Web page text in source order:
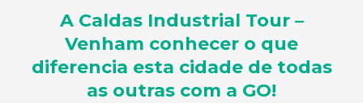
A Caldas Industrial Tour –
Venham conhecer o que
diferencia esta cidade de todas
as outras com a GO!